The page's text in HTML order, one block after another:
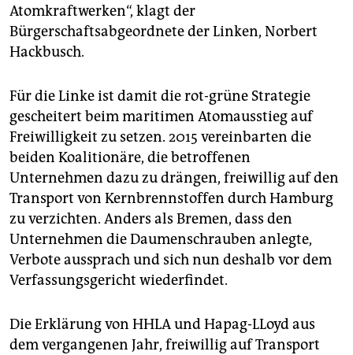
Atomkraftwerken“, klagt der
Bürgerschaftsabgeordnete der Linken, Norbert
Hackbusch.
Für die Linke ist damit die rot-grüne Strategie
gescheitert beim maritimen Atomausstieg auf
Freiwilligkeit zu setzen. 2015 vereinbarten die
beiden Koalitionäre, die betroffenen
Unternehmen dazu zu drängen, freiwillig auf den
Transport von Kernbrennstoffen durch Hamburg
zu verzichten. Anders als Bremen, dass den
Unternehmen die Daumenschrauben anlegte,
Verbote aussprach und sich nun deshalb vor dem
Verfassungsgericht wiederfindet.
Die Erklärung von HHLA und Hapag-LLoyd aus
dem vergangenen Jahr, freiwillig auf Transport